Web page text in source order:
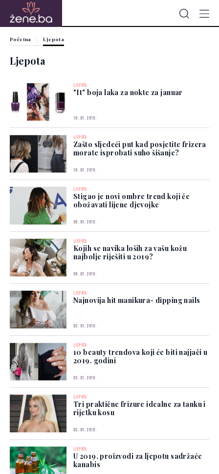
Početna Ljepota
Ljepota
LJEPOTA
"It" boja laka za nokte za januar
10. 01. 2019.
LJEPOTA
Zašto sljedeći put kad posjetite frizera
morate isprobati suho šišanje?
10. 01. 2019.
LJEPOTA
Stigao je novi ombre trend koji će
obožavati lijene djevojke
09. 01. 2019.
LJEPOTA
Kojih se navika loših za vašu kožu
najbolje riješiti u 2019?
09. 01. 2019.
LJEPOTA
Najnovija hit manikura- dipping nails
03. 01. 2019.
LJEPOTA
10 beauty trendova koji će biti najjači u
2019. godini
03. 01. 2019.
LJEPOTA
Tri praktične frizure idealne za tanku i
rijetku kosu
03. 01. 2019.
LJEPOTA
U 2019. proizvodi za ljepotu sadržaće
kanabis